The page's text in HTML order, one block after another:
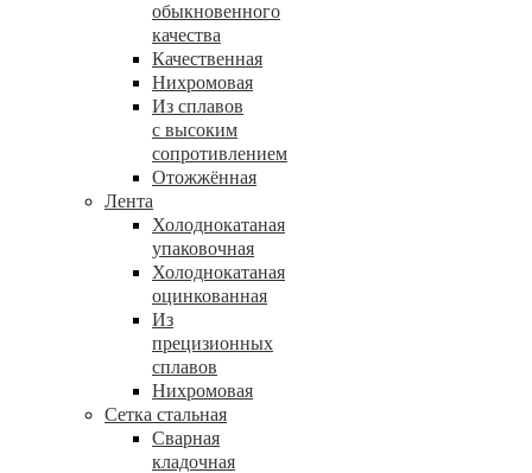
обыкновенного
качества
Качественная
Нихромовая
Из сплавов
с высоким
сопротивлением
Отожжённая
Лента
Холоднокатаная
упаковочная
Холоднокатаная
оцинкованная
Из
прецизионных
сплавов
Нихромовая
Сетка стальная
Сварная
кладочная